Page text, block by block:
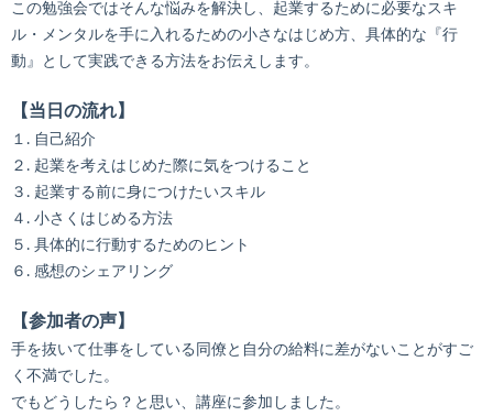
この勉強会ではそんな悩みを解決し、起業するために必要なスキ
ル・メンタルを手に入れるための小さなはじめ方、具体的な『行
動』として実践できる方法をお伝えします。
【当日の流れ】
１. 自己紹介
２. 起業を考えはじめた際に気をつけること
３. 起業する前に身につけたいスキル
４. 小さくはじめる方法
５. 具体的に行動するためのヒント
６. 感想のシェアリング
【参加者の声】
手を抜いて仕事をしている同僚と自分の給料に差がないことがすご
く不満でした。
でもどうしたら？と思い、講座に参加しました。